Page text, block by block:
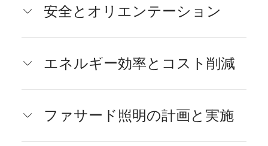
安全とオリエンテーション
エネルギー効率とコスト削減
ファサード照明の計画と実施